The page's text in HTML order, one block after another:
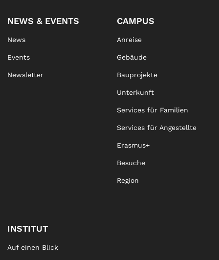
NEWS & EVENTS
News
Events
Newsletter
CAMPUS
Anreise
Gebäude
Bauprojekte
Unterkunft
Services für Familien
Services für Angestellte
Erasmus+
Besuche
Region
INSTITUT
Auf einen Blick